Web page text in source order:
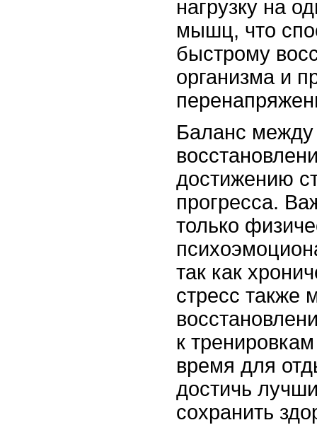
нагрузку на
мышц, что
быстрому
организма и
Баланс между
достижению
прогресса.
только
так как
стресс также
к
время для
достичь
сохранить